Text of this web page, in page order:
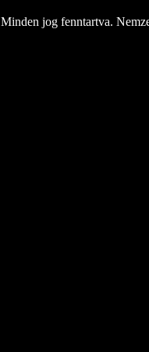
Minden jog fenntartva.